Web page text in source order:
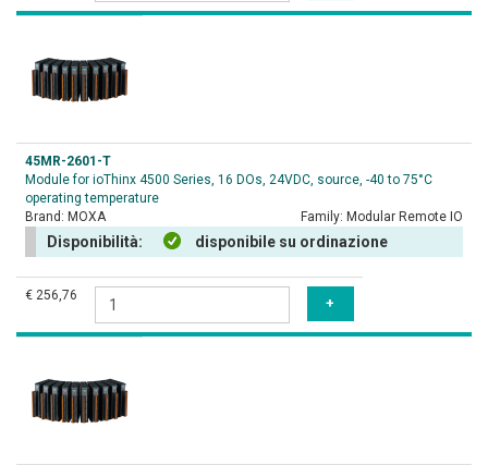
45MR-2601-T
Module for ioThinx 4500 Series, 16 DOs, 24VDC, source, -40 to 75°C
operating temperature
Brand: MOXA Family: Modular Remote IO
Disponibilità: disponibile su ordinazione
€ 256,76